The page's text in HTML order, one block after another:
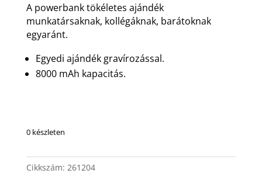
A powerbank tökéletes ajándék
munkatársaknak, kollégáknak, barátoknak
egyaránt.
Egyedi ajándék gravírozással.
8000 mAh kapacitás.
0 készleten
Cikkszám: 261204